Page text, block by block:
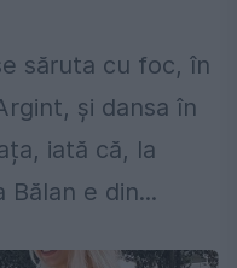
săruta cu foc, în
și dansa în
iată că, la
Bălan e din...